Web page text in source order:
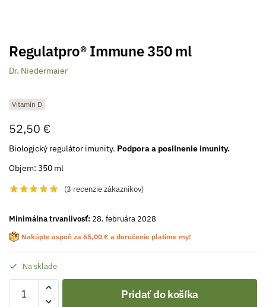
Regulatpro® Immune 350 ml
Dr. Niedermaier
Vitamín D
52,50 €
Biologický regulátor imunity. Podpora a posilnenie imunity.
Objem: 350 ml
(3 recenzie zákazníkov)
Minimálna trvanlivosť: 28. februára 2028
Nakúpte aspoň za 65,00 € a doručenie platíme my!
Na sklade
Pridať do košíka